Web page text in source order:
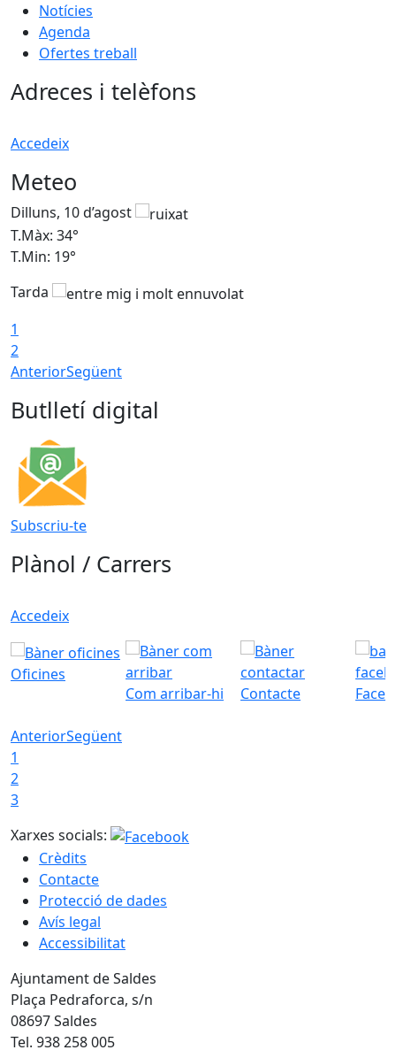
Notícies
Agenda
Ofertes treball
Adreces i telèfons
Accedeix
Meteo
Dilluns, 10 d’agost
T.Màx: 34°
T.Min: 19°
Tarda
1
2
AnteriorSegüent
Butlletí digital
Subscriu-te
Plànol / Carrers
Accedeix
Oficines
Com arribar-hi
Contacte
AnteriorSegüent
1
2
3
Xarxes socials:
Crèdits
Contacte
Protecció de dades
Avís legal
Accessibilitat
Ajuntament de Saldes
Plaça Pedraforca, s/n
08697 Saldes
Tel. 938 258 005